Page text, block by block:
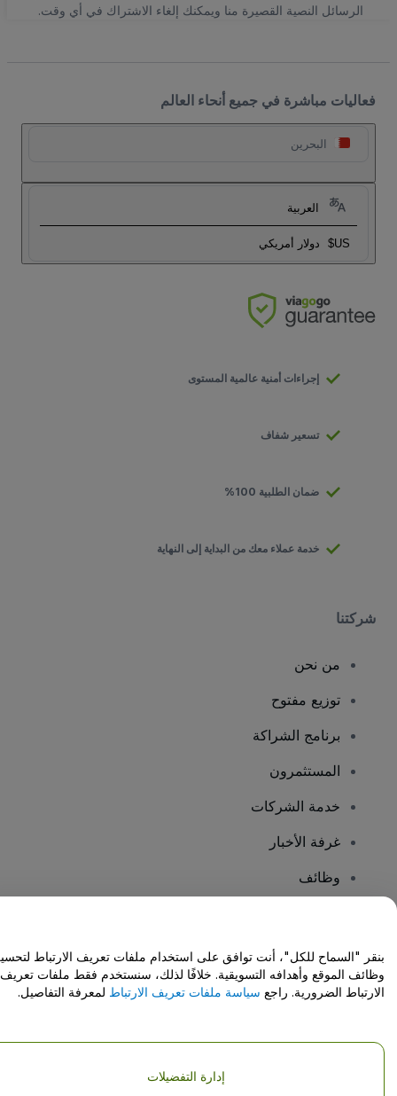
الرسائل النصية القصيرة منا ويمكنك إلغاء الاشتراك في أي وقت.
فعاليات مباشرة في جميع أنحاء العالم
البحرين
العربية
US$ دولار أمريكي
إجراءات أمنية عالمية المستوى
تسعير شفاف
ضمان الطلبية 100%
خدمة عملاء معك من البداية إلى النهاية
شركتنا
من نحن
توزيع مفتوح
برنامج الشراكة
المستثمرون
خدمة الشركات
غرفة الأخبار
وظائف
مركز المساعدة / اتصل بنا
حقوق النشر © شركة فياجوجو المحدودة 2026
تفاصيل الشركة
بنقر "السماح للكل"، أنت توافق على استخدام ملفات تعريف الارتباط
وظائف الموقع وأهدافه التسويقية. خلافًا لذلك، سنستخدم فقط ملفات تعريف
الارتباط الضرورية. راجع سياسة ملفات تعريف الارتباط لمعرفة التفاصيل.
إدارة التفضيلات